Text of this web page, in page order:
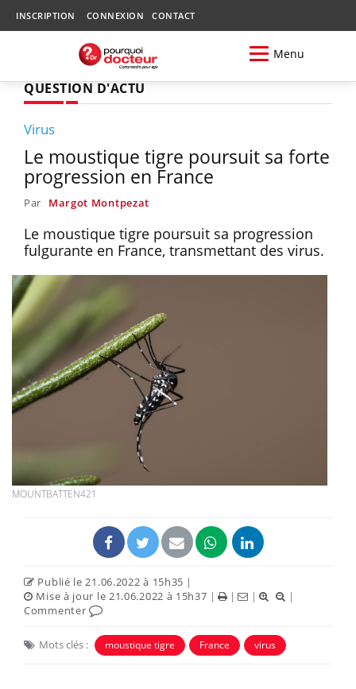
INSCRIPTION CONNEXION CONTACT
Menu
QUESTION D'ACTU
Virus
Le moustique tigre poursuit sa forte
progression en France
Par Margot Montpezat
Le moustique tigre poursuit sa progression
fulgurante en France, transmettant des virus.
MOUNTBATTEN421
Publié le 21.06.2022 à 15h35 |
Mise à jour le 21.06.2022 à 15h37 | | |
|
Commenter
Mots clés : moustique tigre France virus